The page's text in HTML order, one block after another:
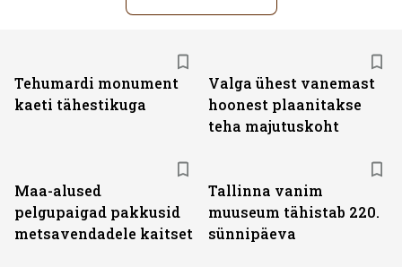
Tehumardi monument
kaeti tähestikuga
Valga ühest vanemast
hoonest plaanitakse
teha majutuskoht
Maa-alused
pelgupaigad pakkusid
metsavendadele kaitset
Tallinna vanim
muuseum tähistab 220.
sünnipäeva